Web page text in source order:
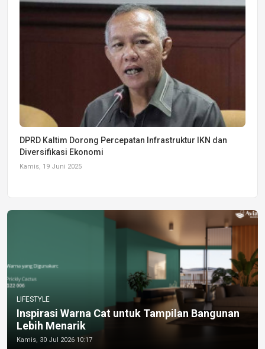
DPRD Kaltim Dorong Percepatan Infrastruktur IKN dan
Diversifikasi Ekonomi
Kamis, 19 Juni 2025
LIFESTYLE
Inspirasi Warna Cat untuk Tampilan Bangunan
Lebih Menarik
Kamis, 30 Jul 2026 10:17